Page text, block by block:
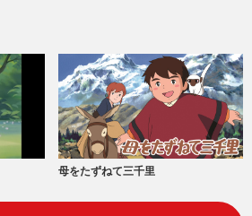
母をたずねて三千里